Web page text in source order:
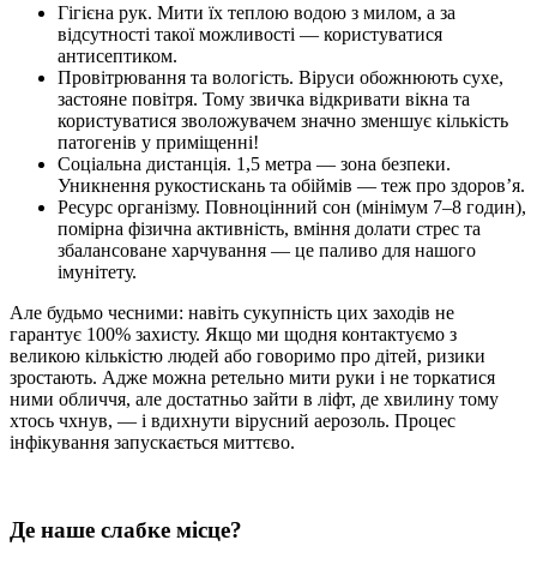
Гігієна рук. Мити їх теплою водою з милом, а за
відсутності такої можливості — користуватися
антисептиком.
Провітрювання та вологість. Віруси обожнюють сухе,
застояне повітря. Тому звичка відкривати вікна та
користуватися зволожувачем значно зменшує кількість
патогенів у приміщенні!
Соціальна дистанція. 1,5 метра — зона безпеки.
Уникнення рукостискань та обіймів — теж про здоров’я.
Ресурс організму. Повноцінний сон (мінімум 7–8 годин),
помірна фізична активність, вміння долати стрес та
збалансоване харчування — це паливо для нашого
імунітету.
Але будьмо чесними: навіть сукупність цих заходів не
гарантує 100% захисту. Якщо ми щодня контактуємо з
великою кількістю людей або говоримо про дітей, ризики
зростають. Адже можна ретельно мити руки і не торкатися
ними обличчя, але достатньо зайти в ліфт, де хвилину тому
хтось чхнув, — і вдихнути вірусний аерозоль. Процес
інфікування запускається миттєво.
Де наше слабке місце?